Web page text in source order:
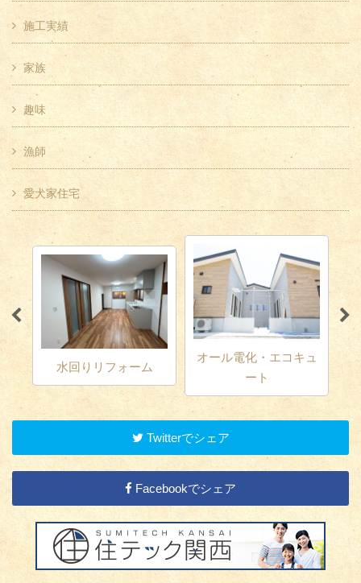
施工実績
家族
趣味
漁師
愛犬家住宅
ート
外壁塗装・屋根工事
Twitterでシェア
Facebookでシェア